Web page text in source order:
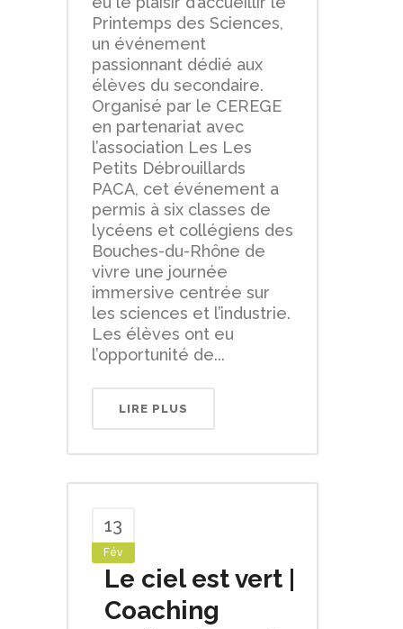
Printemps des Sciences,
un événement
passionnant dédié aux
élèves du secondaire.
Organisé par le CEREGE
en partenariat avec
l’association Les Les
Petits Débrouillards
PACA, cet événement a
permis à six classes de
lycéens et collégiens des
Bouches-du-Rhône de
vivre une journée
immersive centrée sur
les sciences et l’industrie.
Les élèves ont eu
l’opportunité de...
LIRE PLUS
13
Fév
Le ciel est vert |
Coaching